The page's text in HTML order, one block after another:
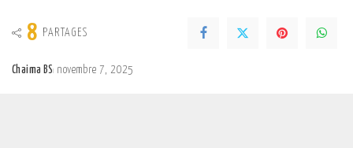
8 PARTAGES
Chaima BS novembre 7, 2025